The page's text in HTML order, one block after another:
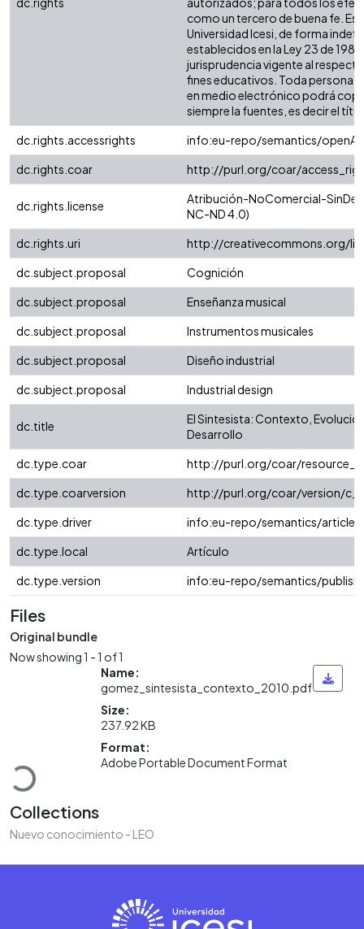
como un tercero de buena fe.
Universidad Icesi, de forma
establecidos en la Ley 23 de
jurisprudencia vigente al
fines educativos. Toda persona
en medio electrónico podrá
siempre la fuentes, es decir el
dc.rights.accessrights
info:eu-repo/semantics/
dc.rights.coar
http://purl.org/coar/
dc.rights.license
Atribución-NoComercial-
NC-ND 4.0)
dc.rights.uri
http://creativecommons.org/
dc.subject.proposal
Cognición
dc.subject.proposal
Enseñanza musical
dc.subject.proposal
Instrumentos musicales
dc.subject.proposal
Diseño industrial
dc.subject.proposal
Industrial design
dc.title
El Sintesista: Contexto,
Desarrollo
dc.type.coar
http://purl.org/coar/
dc.type.coarversion
http://purl.org/coar/version/
dc.type.driver
info:eu-repo/semantics/article
dc.type.local
Artículo
dc.type.version
info:eu-repo/semantics/
Files
Original bundle
Now showing1 - 1 of 1
Loading...
Name:
gomez_sintesista_contexto_2010.pdf
Size:
237.92 KB
Format:
Adobe Portable Document Format
Collections
Nuevo conocimiento - LEO